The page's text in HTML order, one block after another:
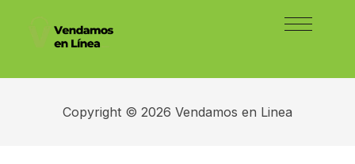
Copyright © 2026 Vendamos en Linea